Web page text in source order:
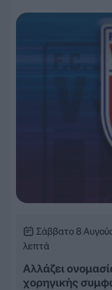
Σάββατο 8
λεπτά
Αλλάζει
χορηγικής